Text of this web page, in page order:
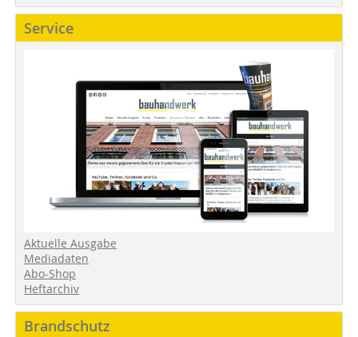
Service
Aktuelle Ausgabe
Mediadaten
Abo-Shop
Heftarchiv
Brandschutz